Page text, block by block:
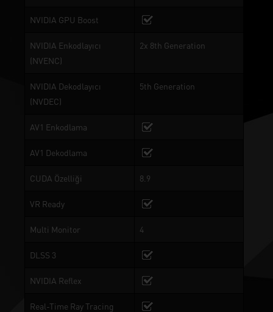
NVIDIA GPU Boost
NVIDIA Enkodlayıcı
(NVENC)
2x 8th Generation
NVIDIA Dekodlayıcı
(NVDEC)
5th Generation
AV1 Enkodlama
AV1 Dekodlama
CUDA Özelliği 8.9
VR Ready
Multi Monitor 4
DLSS 3
NVIDIA Reflex
Real-Time Ray Tracing